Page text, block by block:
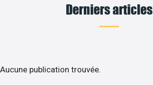
Derniers articles
Aucune publication trouvée.